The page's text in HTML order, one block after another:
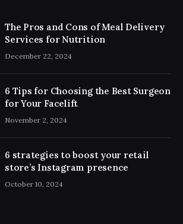
The Pros and Cons of Meal Delivery
Services for Nutrition
December 22, 2024
6 Tips for Choosing the Best Surgeon
for Your Facelift
November 2, 2024
6 strategies to boost your retail
store’s Instagram presence
October 10, 2024